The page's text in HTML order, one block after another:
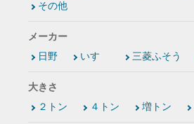
その他
メーカー
日野
いすゞ 三菱ふそう
大きさ
２トン
４トン 増トン